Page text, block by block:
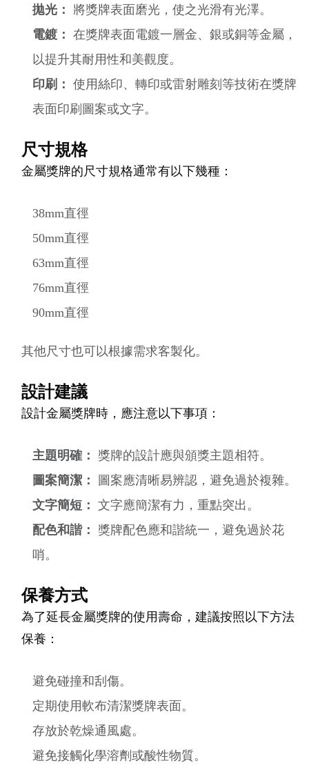
拋光：
將獎牌表面磨光，使之光滑有光澤。
電鍍： 在獎牌表面電鍍一層金、銀或銅等金屬，
以提升其耐用性和美觀度。
印刷： 使用絲印、轉印或雷射雕刻等技術在獎牌
表面印刷圖案或文字。
尺寸規格
金屬獎牌的尺寸規格通常有以下幾種：
38mm直徑
50mm直徑
63mm直徑
76mm直徑
90mm直徑
其他尺寸也可以根據需求客製化。
設計建議
設計金屬獎牌時，應注意以下事項：
主題明確：
獎牌的設計應與頒獎主題相符。
圖案簡潔：
圖案應清晰易辨認，避免過於複雜。
文字簡短： 文字應簡潔有力，重點突出。
配色和諧：
獎牌配色應和諧統一，避免過於花
哨。
保養方式
為了延長金屬獎牌的使用壽命，建議按照以下方法
保養：
避免碰撞和刮傷。
定期使用軟布清潔獎牌表面。
存放於乾燥通風處。
避免接觸化學溶劑或酸性物質。